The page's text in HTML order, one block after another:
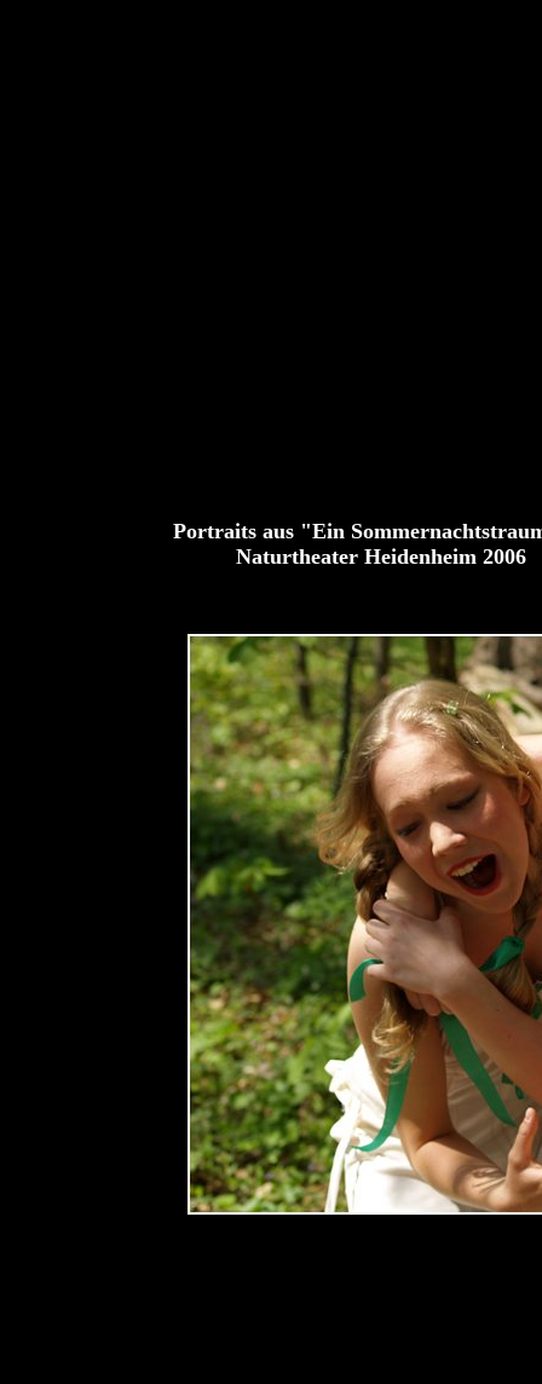
Portraits aus "Ein
Naturtheater Heidenheim 2006